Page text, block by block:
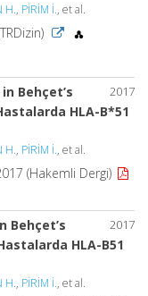
H., PİRİM İ., et al.
2017
Behçet’s
HLA-B*51
H., PİRİM İ., et al.
(Hakemli Dergi)
2017
Behçet’s
HLA-B51
H., PİRİM İ., et al.